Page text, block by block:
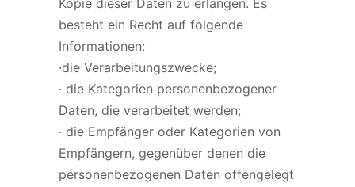
Kopie dieser Daten zu erlangen. Es
besteht ein Recht auf folgende
Informationen:
·die Verarbeitungszwecke;
· die Kategorien personenbezogener
Daten, die verarbeitet werden;
· die Empfänger oder Kategorien von
Empfängern, gegenüber denen die
personenbezogenen Daten offengelegt